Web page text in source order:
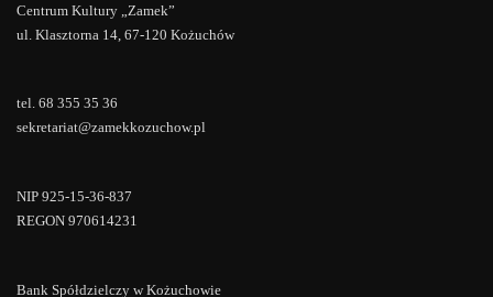
Centrum Kultury „Zamek”
ul. Klasztorna 14, 67-120 Kożuchów
tel. 68 355 35 36
sekretariat@zamekkozuchow.pl
NIP 925-15-36-837
REGON 970614231
Bank Spółdzielczy w Kożuchowie